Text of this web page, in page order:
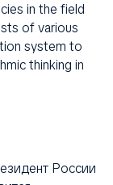
in the field
of various
system to
thinking in
России